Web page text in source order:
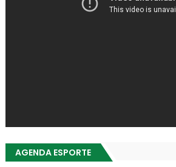
AGENDA ESPORTE